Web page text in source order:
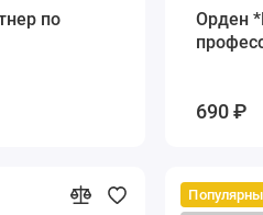
по
Орден
690 ₽